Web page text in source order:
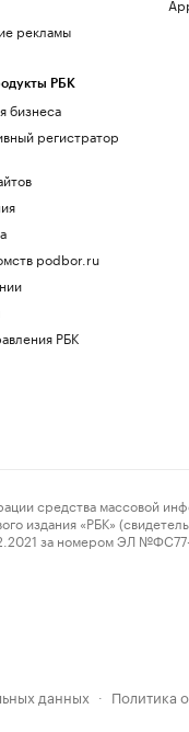
рекламы
РБК
бизнеса
регистратор
podbor.ru
РБК
средства массовой
издания «РБК»
за номером ЭЛ
данных · Политика